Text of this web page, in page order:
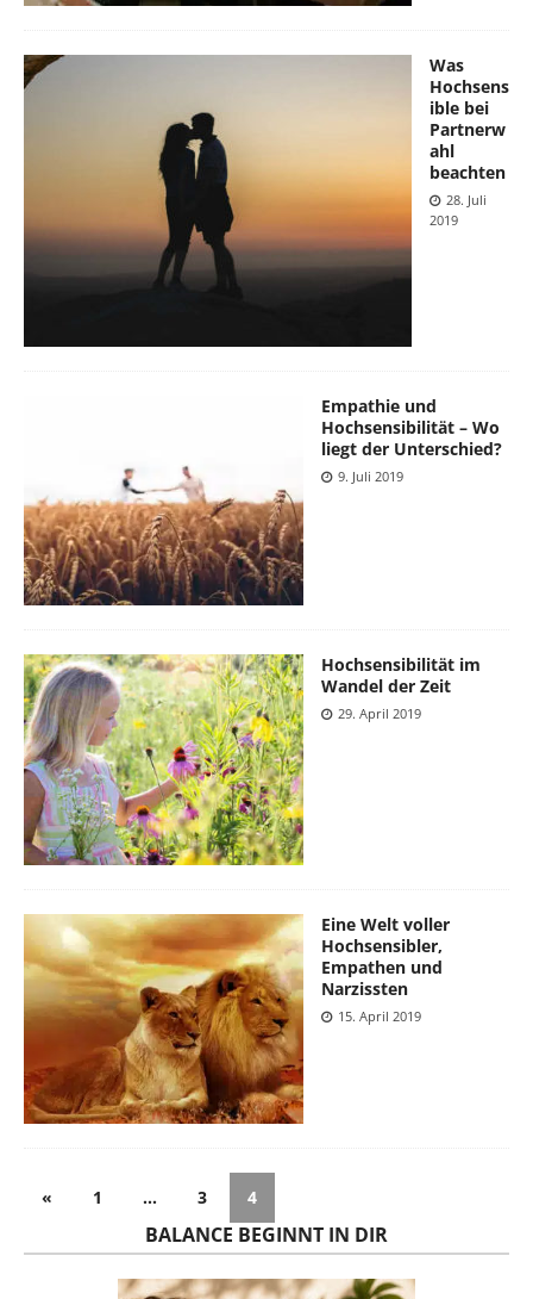
Was
Hochsens
ible bei
Partnerw
ahl
beachten
28. Juli
2019
Empathie und
Hochsensibilität – Wo
liegt der Unterschied?
9. Juli 2019
Hochsensibilität im
Wandel der Zeit
29. April 2019
Eine Welt voller
Hochsensibler,
Empathen und
Narzissten
15. April 2019
« 1 … 3 4
BALANCE BEGINNT IN DIR